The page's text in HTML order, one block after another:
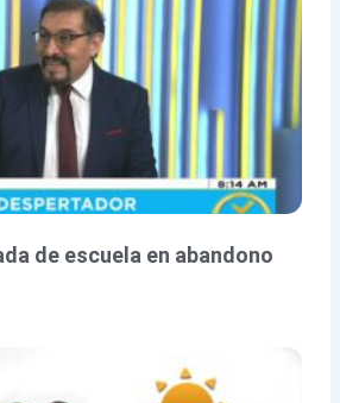
de escuela en abandono